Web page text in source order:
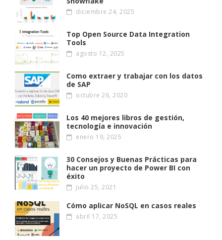
diciembre 24, 2025
Top Open Source Data Integration
Tools
agosto 12, 2025
Como extraer y trabajar con los datos
de SAP
octubre 26, 2020
Los 40 mejores libros de gestión,
tecnología e innovación
enero 19, 2025
30 Consejos y Buenas Prácticas para
hacer un proyecto de Power BI con
éxito
julio 25, 2021
Cómo aplicar NoSQL en casos reales
abril 17, 2025